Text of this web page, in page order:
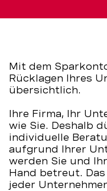
Mit dem
Rücklagen Ihres
übersichtlich.
Ihre Firma, Ihr
wie Sie. Deshalb
individuelle
aufgrund Ihrer
werden Sie und
Hand betreut.
jeder